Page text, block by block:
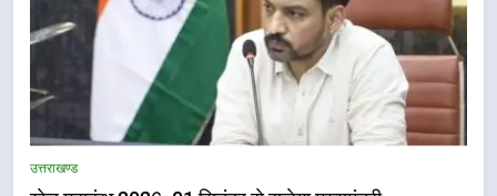
उत्तराखण्ड
राष्ट्रीय हथकरघा दिवस पर मुख्यमंत्री